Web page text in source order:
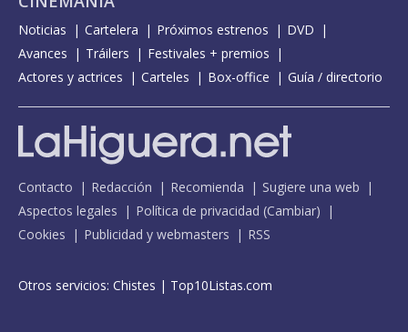
Noticias Cartelera Próximos estrenos
DVD
Avances
Tráilers
Festivales + premios
Actores y actrices
Carteles Box-office Guía / directorio
Contacto Redacción Recomienda
Sugiere una web
Aspectos legales
Política de privacidad (Cambiar)
Cookies
Publicidad y webmasters RSS
Otros servicios: Chistes | Top10Listas.com